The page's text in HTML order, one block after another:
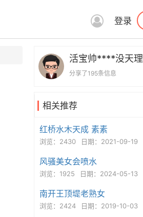
登录
活宝帅****没天理
分享了195条信息
相关推荐
红桥水木天成 素素
浏览：2430 日期：2021-09-19
风骚美女会喷水
浏览：1925 日期：2024-05-13
南开王顶堤老熟女
浏览：2424 日期：2019-10-03